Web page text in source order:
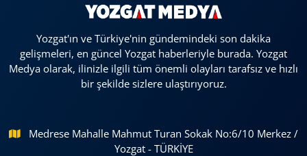
Yozgat'ın ve Türkiye'nin gündemindeki son dakika
gelişmeleri, en güncel Yozgat haberleriyle burada. Yozgat
Medya olarak, ilinizle ilgili tüm önemli olayları tarafsız ve hızlı
bir şekilde sizlere ulaştırıyoruz.
Medrese Mahalle Mahmut Turan Sokak No:6/10 Merkez /
Yozgat - TÜRKİYE